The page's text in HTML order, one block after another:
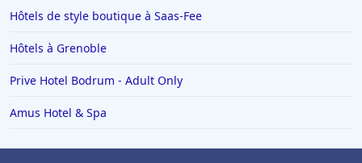
Hôtels de style boutique à Saas-Fee
Hôtels à Grenoble
Prive Hotel Bodrum - Adult Only
Amus Hotel & Spa